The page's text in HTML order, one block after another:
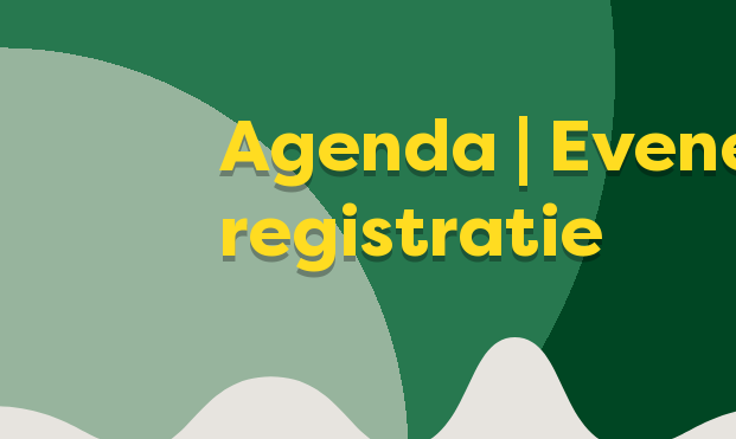
Agenda |
registratie